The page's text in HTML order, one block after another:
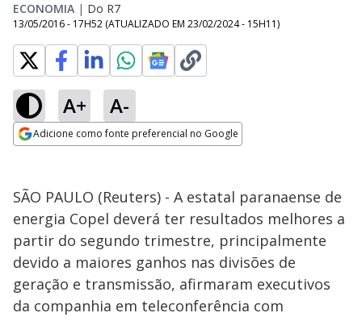
ECONOMIA | Do R7
13/05/2016 - 17H52 (ATUALIZADO EM 23/02/2024 - 15H11)
A+ A-
Adicione como fonte preferencial no Google
SÃO PAULO (Reuters) - A estatal paranaense de
energia Copel deverá ter resultados melhores a
partir do segundo trimestre, principalmente
devido a maiores ganhos nas divisões de
geração e transmissão, afirmaram executivos
da companhia em teleconferência com